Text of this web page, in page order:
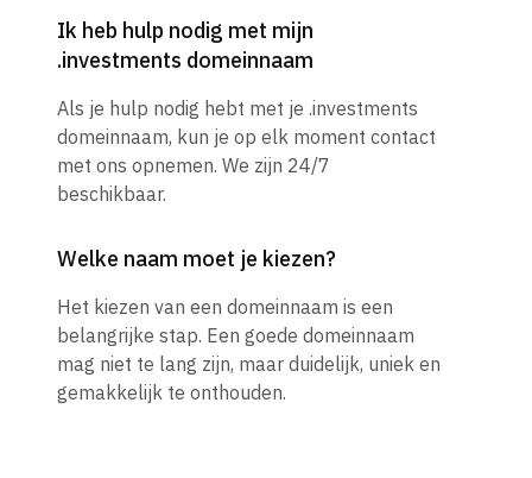
Ik heb hulp nodig met mijn
.investments domeinnaam
Als je hulp nodig hebt met je .investments
domeinnaam, kun je op elk moment contact
met ons opnemen. We zijn 24/7
beschikbaar.
Welke naam moet je kiezen?
Het kiezen van een domeinnaam is een
belangrijke stap. Een goede domeinnaam
mag niet te lang zijn, maar duidelijk, uniek en
gemakkelijk te onthouden.